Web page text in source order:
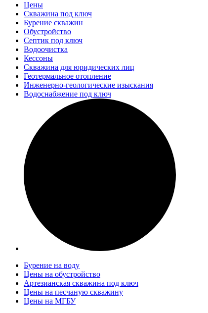
Цены
Скважина под ключ
Бурение скважин
Обустройство
Септик под ключ
Водоочистка
Кессоны
Скважина для юридических лиц
Геотермальное отопление
Инженерно-геологические изыскания
Водоснабжение под ключ
Бурение на воду
Цены на обустройство
Артезианская скважина под ключ
Цены на песчаную скважину
Цены на МГБУ